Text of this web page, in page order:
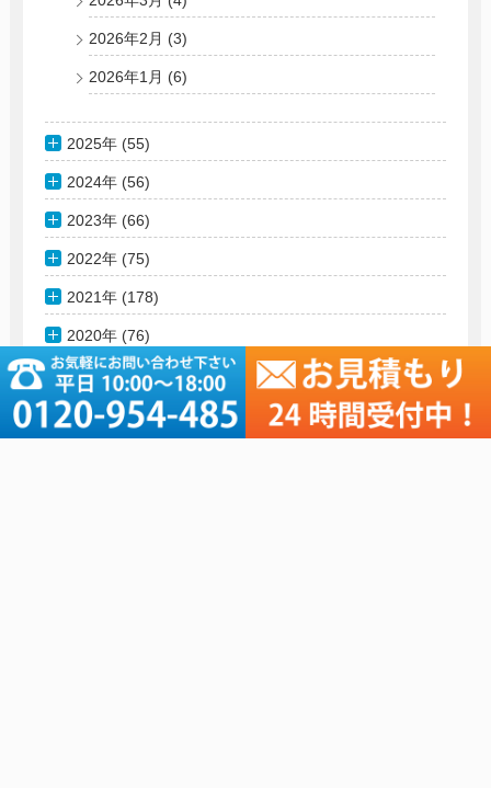
2026年2月 (3)
2026年1月 (6)
2025年 (55)
2024年 (56)
2023年 (66)
2022年 (75)
2021年 (178)
2020年 (76)
2019年 (181)